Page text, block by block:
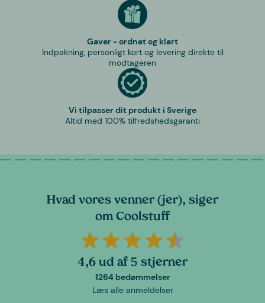
Gaver - ordnet og klart
Indpakning, personligt kort og levering direkte til
modtageren
Vi tilpasser dit produkt i Sverige
Altid med 100% tilfredshedsgaranti
Hvad vores venner (jer), siger
om Coolstuff
4,6 ud af 5 stjerner
1264 bedømmelser
Læs alle anmeldelser